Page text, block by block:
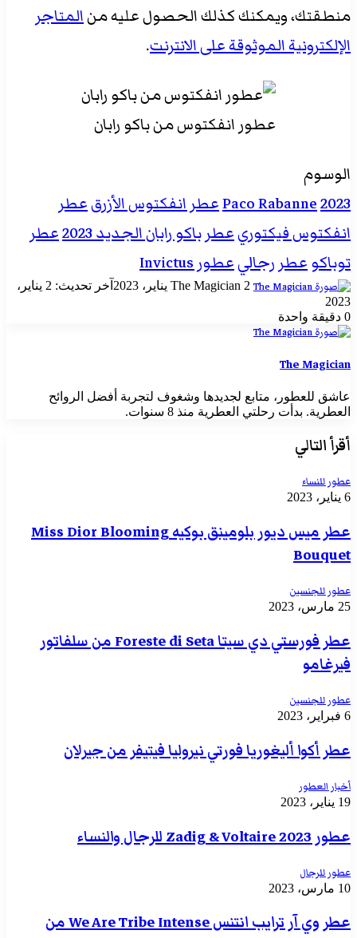
منطقتك، ويمكنك كذلك الحصول عليه منالمتاجر
الإلكترونية الموثوقة على الانترنت.
عطور انفكتوس من باكو رابان
الوسوم
2023
Paco Rabanneعطر انفكتوس الأزرقعطر
انفكتوس فيكتوريعطر باكو رابان الجديد 2023
عطر
توباكوعطر رجاليعطور Invictus
The Magician
أرسل 2 يناير، 2023
آخر تحديث: 2 يناير،
2023
0 دقيقة واحدة
The Magician
عاشق للعطور، متابع لجديدها وشغوف لتجربة أفضل الروائح
العطرية. بدأت رحلتي العطرية منذ 8 سنوات.
أقرأ التالي
عطور للنساء
6 يناير، 2023
عطر ميس ديور بلومينق بوكيه Miss Dior Blooming
Bouquet
عطور للجنسين
25 مارس، 2023
عطر فورستي دي سيتا Foreste di Seta من سلفاتور
فيرغامو
عطور للجنسين
6 فبراير، 2023
عطر أكوا أليغوريا فورتي نيروليا فيتيفر من جيرلان
أخبار العطور
19 يناير، 2023
عطور Zadig & Voltaire 2023 للرجال والنساء
عطور للرجال
10 مارس، 2023
عطر وي آر ترايب انتنس We Are Tribe Intense من